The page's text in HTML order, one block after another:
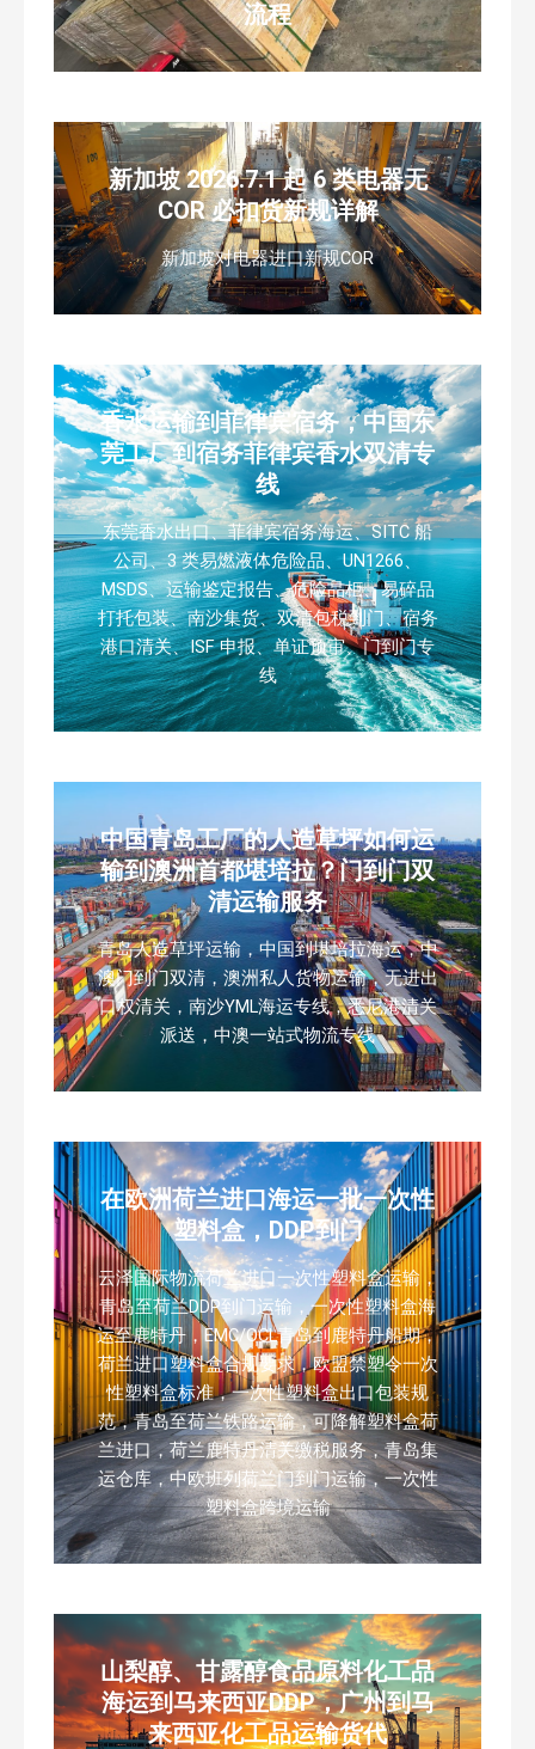
流程
新加坡 2026.7.1 起 6 类电器无
COR 必扣货新规详解
新加坡对电器进口新规COR
香水运输到菲律宾宿务，中国东
莞工厂到宿务菲律宾香水双清专
线
东莞香水出口、菲律宾宿务海运、SITC 船
公司、3 类易燃液体危险品、UN1266、
MSDS、运输鉴定报告、危险品柜、易碎品
打托包装、南沙集货、双清包税到门、宿务
港口清关、ISF 申报、单证预审、门到门专
线
中国青岛工厂的人造草坪如何运
输到澳洲首都堪培拉？门到门双
清运输服务
青岛人造草坪运输，中国到堪培拉海运，中
澳门到门双清，澳洲私人货物运输，无进出
口权清关，南沙YML海运专线，悉尼港清关
派送，中澳一站式物流专线
在欧洲荷兰进口海运一批一次性
塑料盒，DDP到门
云泽国际物流荷兰进口一次性塑料盒运输，
青岛至荷兰DDP到门运输，一次性塑料盒海
运至鹿特丹，EMC/OCL青岛到鹿特丹船期，
荷兰进口塑料盒合规要求，欧盟禁塑令一次
性塑料盒标准，一次性塑料盒出口包装规
范，青岛至荷兰铁路运输，可降解塑料盒荷
兰进口，荷兰鹿特丹清关缴税服务，青岛集
运仓库，中欧班列荷兰门到门运输，一次性
塑料盒跨境运输
山梨醇、甘露醇食品原料化工品
海运到马来西亚DDP，广州到马
来西亚化工品运输货代